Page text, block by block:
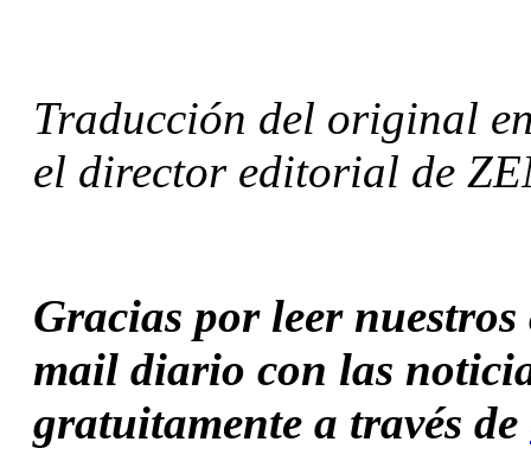
Traducción del original
el director editorial de
Gracias por leer
mail diario con las
gratuitamente a través de